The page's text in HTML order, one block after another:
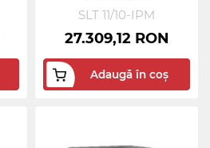
SLT 11/10-IPM
27.309,12 RON
Adaugă în coș